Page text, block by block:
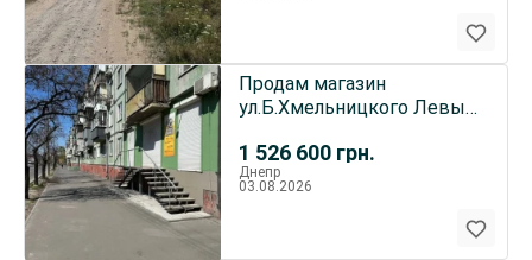
1 526 600 грн.
Продам магазин
ул.Б.Хмельницкого Левый
Днепр
03.08.2026